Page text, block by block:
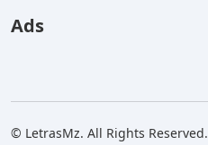
Ads
© LetrasMz. All Rights Reserved.